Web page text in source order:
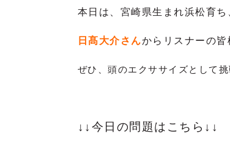
本日は、宮崎県生まれ浜松育ち
日髙大介さんからリスナーの皆
ぜひ、頭のエクササイズとして
↓↓今日の問題はこちら↓↓